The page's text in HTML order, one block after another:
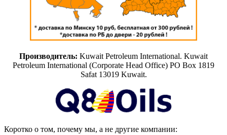
Производитель: Kuwait Petroleum International. Kuwait
Petroleum International (Corporate Head Office) PO Box 1819
Safat 13019 Kuwait.
Коротко о том, почему мы, а не другие компании: